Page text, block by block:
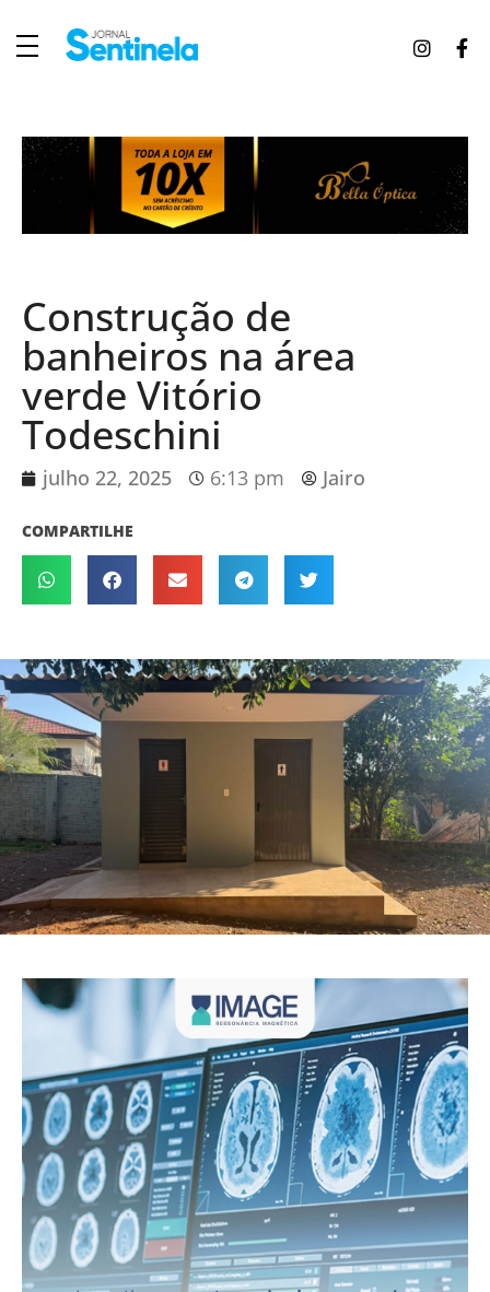
Construção de
banheiros na área
verde Vitório
Todeschini
julho 22, 2025 6:13 pm Jairo
COMPARTILHE